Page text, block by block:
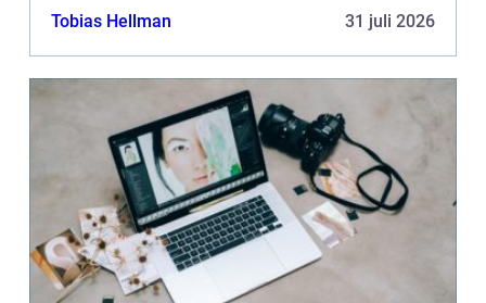
Tobias Hellman 31 juli 2026